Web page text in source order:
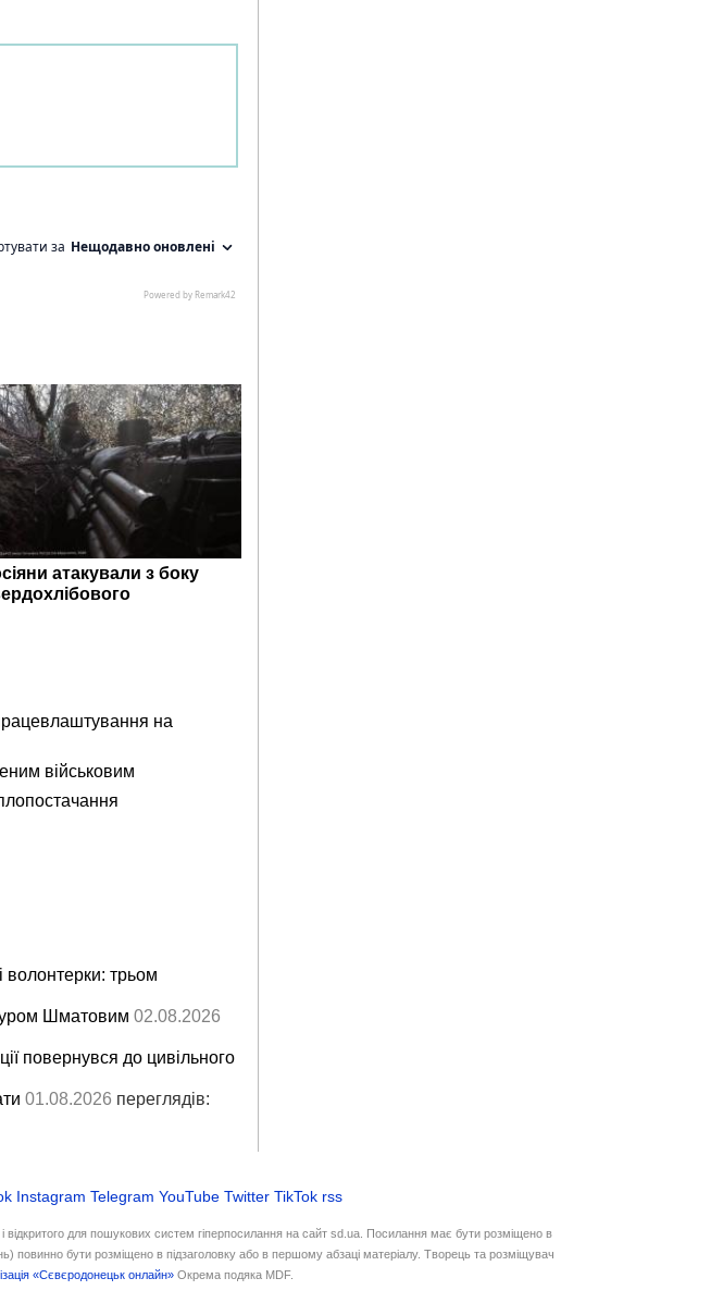
атакували з боку
на
військовим
волонтерки: трьом
Шматовим 02.08.2026
повернувся до цивільного
01.08.2026 переглядів:
Instagram Telegram YouTube Twitter TikTok rss
для пошукових систем гіперпосилання на сайт sd.ua. Посилання має бути розміщено в
повинно бути розміщено в підзаголовку або в першому абзаці матеріалу. Творець та розміщувач
«Сєвєродонецьк онлайн»Окрема подяка MDF.